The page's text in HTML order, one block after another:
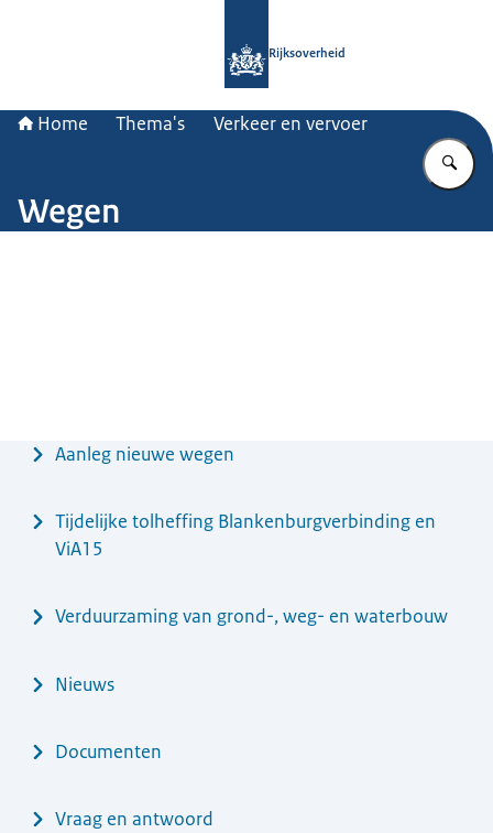
Rijksoverheid
Home Thema's Verkeer en vervoer
Wegen
MenuAanleg nieuwe wegen
Tijdelijke tolheffing Blankenburgverbinding en
ViA15
Verduurzaming van grond-, weg- en waterbouw
Nieuws
Documenten
Vraag en antwoord